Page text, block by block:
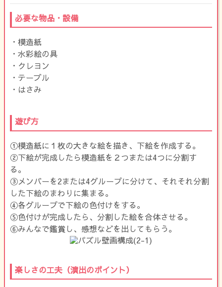
必要な物品・設備
・模造紙
・水彩絵の具
・クレヨン
・テーブル
・はさみ
遊び方
①模造紙に１枚の大きな絵を描き、下絵を作成する。
②下絵が完成したら模造紙を２つまたは4つに分割す
る。
③メンバーを2または4グループに分けて、それそれ分割
した下絵のまわりに集まる。
④各グループで下絵の色付けをする。
⑤色付けが完成したら、分割した絵を合体させる。
⑥みんなで鑑賞し、感想などを出してもらう。
楽しさの工夫（演出のポイント）